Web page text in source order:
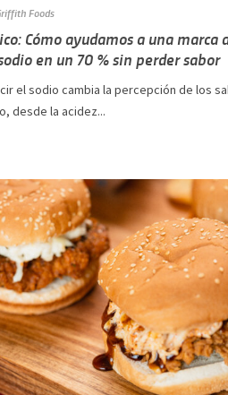
Foods
Cómo ayudamos a una marca
en un 70 % sin perder sabor
el sodio cambia la percepción de los
desde la acidez...